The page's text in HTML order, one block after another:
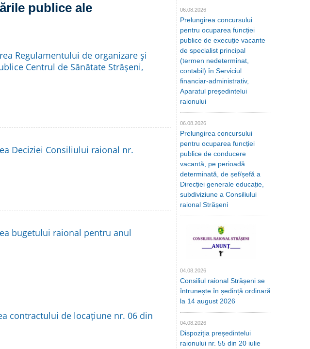
publice ale
Regulamentului de organizare şi
Centrul de Sănătate Străşeni,
Deciziei Consiliului raional nr.
bugetului raional pentru anul
contractului de locațiune nr. 06 din
06.08.2026
Prelungirea concursului
pentru ocuparea funcției
publice de execuție vacante
de specialist principal
(termen nedeterminat,
contabil) în Serviciul
financiar-administrativ,
Aparatul președintelui
raionului
06.08.2026
Prelungirea concursului
pentru ocuparea funcției
publice de conducere
vacantă, pe perioadă
determinată, de șef/șefă a
Direcției generale educație,
subdiviziune a Consiliului
raional Strășeni
04.08.2026
Consiliul raional Strășeni se
întrunește în ședință ordinară
la 14 august 2026
04.08.2026
Dispoziția președintelui
raionului nr. 55 din 20 iulie